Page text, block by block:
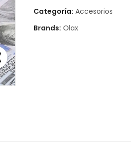
Categoría: Accesorios
Brands: Olax